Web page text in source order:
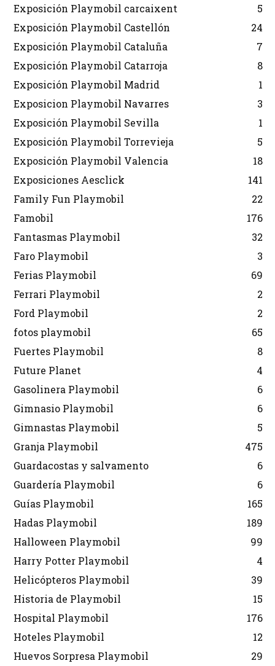
Exposición Playmobil carcaixent
5
Exposición Playmobil Castellón
24
Exposición Playmobil Cataluña
7
Exposición Playmobil Catarroja
8
Exposición Playmobil Madrid
1
Exposicion Playmobil Navarres
3
Exposición Playmobil Sevilla
1
Exposición Playmobil Torrevieja
5
Exposición Playmobil Valencia
18
Exposiciones Aesclick
141
Family Fun Playmobil
22
Famobil
176
Fantasmas Playmobil
32
Faro Playmobil
3
Ferias Playmobil
69
Ferrari Playmobil
2
Ford Playmobil
2
fotos playmobil
65
Fuertes Playmobil
8
Future Planet
4
Gasolinera Playmobil
6
Gimnasio Playmobil
6
Gimnastas Playmobil
5
Granja Playmobil
475
Guardacostas y salvamento
6
Guardería Playmobil
6
Guías Playmobil
165
Hadas Playmobil
189
Halloween Playmobil
99
Harry Potter Playmobil
4
Helicópteros Playmobil
39
Historia de Playmobil
15
Hospital Playmobil
176
Hoteles Playmobil
12
Huevos Sorpresa Playmobil
29